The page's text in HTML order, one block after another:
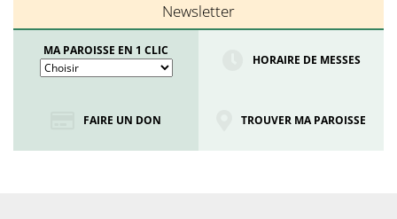
Newsletter
MA PAROISSE EN 1 CLIC
HORAIRE DE MESSES
FAIRE UN DON TROUVER MA PAROISSE